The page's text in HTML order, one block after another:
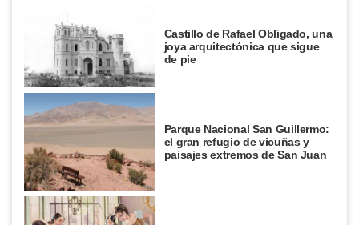
Castillo de Rafael Obligado, una
joya arquitectónica que sigue
de pie
Parque Nacional San Guillermo:
el gran refugio de vicuñas y
paisajes extremos de San Juan